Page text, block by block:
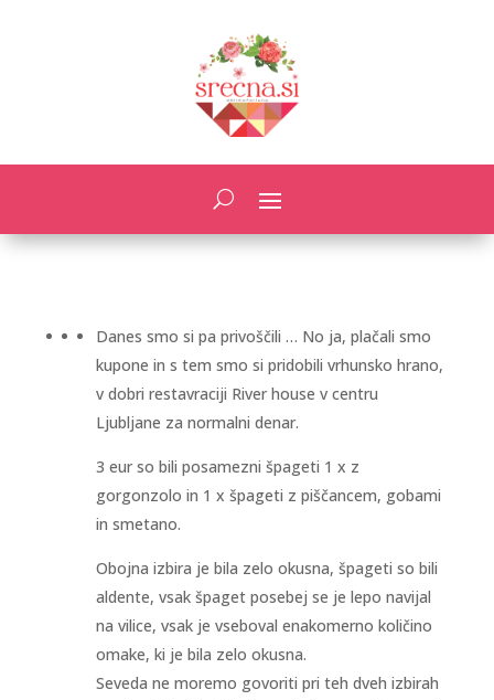
Danes smo si pa privoščili … No ja, plačali smo
kupone in s tem smo si pridobili vrhunsko hrano,
v dobri restavraciji River house v centru
Ljubljane za normalni denar.
3 eur so bili posamezni špageti 1 x z
gorgonzolo in 1 x špageti z piščancem, gobami
in smetano.
Obojna izbira je bila zelo okusna, špageti so bili
aldente, vsak špaget posebej se je lepo navijal
na vilice, vsak je vseboval enakomerno količino
omake, ki je bila zelo okusna.
Seveda ne moremo govoriti pri teh dveh izbirah